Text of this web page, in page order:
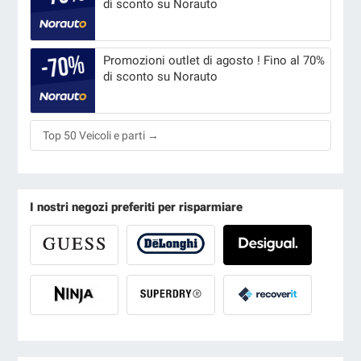
di sconto su Norauto
Promozioni outlet di agosto ! Fino al 70%
di sconto su Norauto
Top 50 Veicoli e parti →
I nostri negozi preferiti per risparmiare